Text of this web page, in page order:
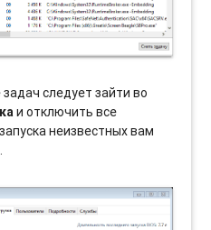
следует зайти во
и отключить все
неизвестных вам